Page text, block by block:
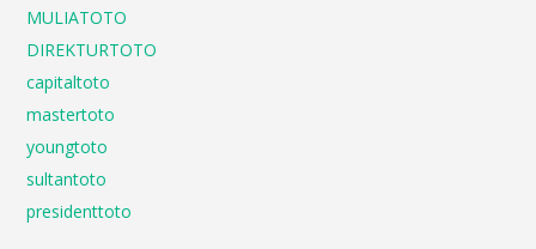
MULIATOTO
DIREKTURTOTO
capitaltoto
mastertoto
youngtoto
sultantoto
presidenttoto